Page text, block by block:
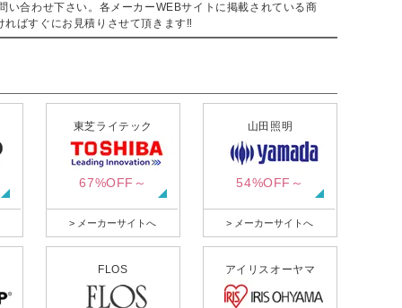
合わせ下さい。各メーカーWEBサイトに掲載されている商
ばすぐにお見積りさせて頂きます‼
東芝ライテック
67%OFF～
> メーカーサイトへ
山田照明
54%OFF～
> メーカーサイトへ
FLOS アイリスオーヤマ